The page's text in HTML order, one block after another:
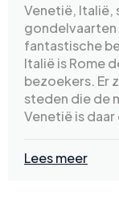
Venetië, Italië,
gondelvaarten
fantastische
Italië is Rome
bezoekers. Er
steden die de
Venetië is daar
Lees meer